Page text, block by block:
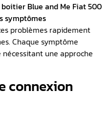
Blue and Me Fiat 500
symptômes
problèmes rapidement
Chaque symptôme
une approche
connexion